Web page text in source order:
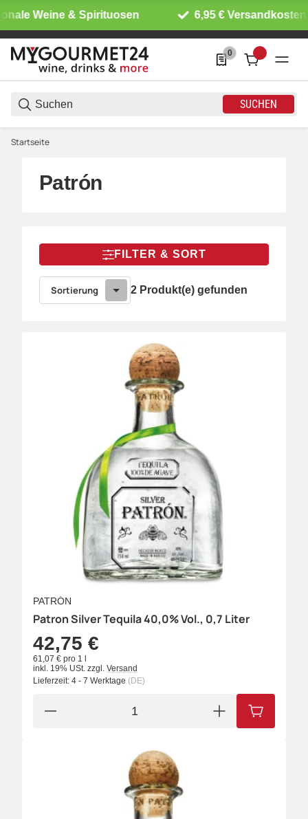
Weine & Spirituosen 6,95 € Versandkosten
SUCHEN
0
0 Produkte in der
Startseite
Patrón
FILTER & SORT
Sortierung 2 Produkt(e) gefunden
PATRÓN
Patron Silver Tequila 40,0% Vol., 0,7 Liter
42,75 €
61,07 € pro 1 l
inkl. 19% USt. zzgl. Versand
Lieferzeit: 4 - 7 Werktage (DE)
IN DEN